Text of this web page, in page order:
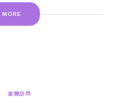
MORE
媒體訪問